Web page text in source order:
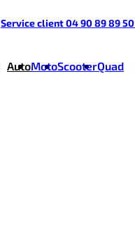
Service client 04 90 89 89 50
AutoMotoScooterQuad